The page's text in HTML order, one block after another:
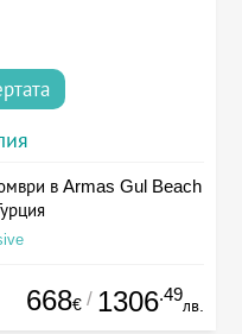
в Armas Gul Beach
668€ / 1306.49
лв.